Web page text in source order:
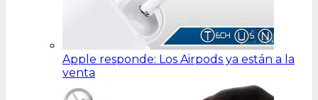
Apple responde: Los Airpods ya están a la
venta